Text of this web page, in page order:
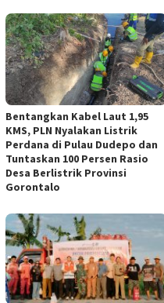
Bentangkan Kabel Laut 1,95
KMS, PLN Nyalakan Listrik
Perdana di Pulau Dudepo dan
Tuntaskan 100 Persen Rasio
Desa Berlistrik Provinsi
Gorontalo